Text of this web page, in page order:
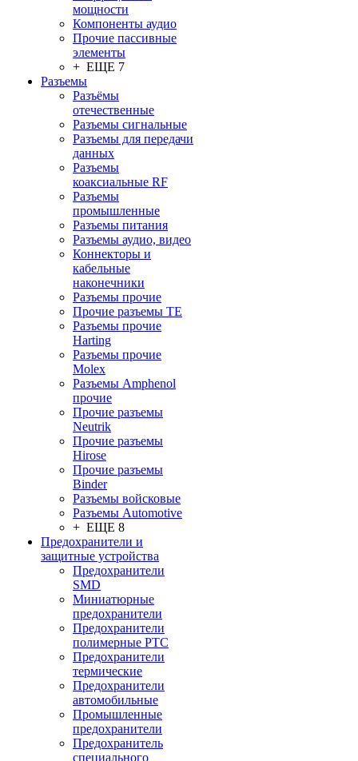
мощности
Компоненты аудио
Прочие пассивные
элементы
+ ЕЩЕ 7
Разъeмы
Разъёмы
отечественные
Разъeмы сигнальные
Разъeмы для передачи
данных
Разъeмы
коаксиальные RF
Разъeмы
промышленные
Разъeмы питания
Разъeмы аудио, видео
Коннекторы и
кабельные
наконечники
Разъeмы прочие
Прочие разъемы TE
Разъемы прочие
Harting
Разъемы прочие
Molex
Разъемы Amphenol
прочие
Прочие разъемы
Neutrik
Прочие разъемы
Hirose
Прочие разъемы
Binder
Разъемы войсковые
Разъeмы Automotive
+ ЕЩЕ 8
Предохранители и
защитные устройства
Предохранители
SMD
Миниатюрные
предохранители
Предохранители
полимерные PTC
Предохранители
термические
Предохранители
автомобильные
Промышленные
предохранители
Предохранитель
специального